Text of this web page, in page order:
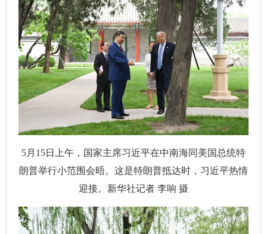
5月15日上午，国家主席习近平在中南海同美国总统特
朗普举行小范围会晤。这是特朗普抵达时，习近平热情
迎接。新华社记者 李响 摄